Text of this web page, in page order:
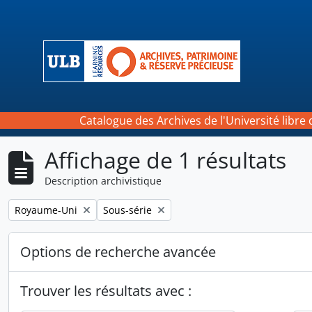
Catalogue des Archives de l'Université libre
Affichage de 1 résultats
Description archivistique
Remove filter:
Royaume-Uni Remove filter:
Sous-série
Options de recherche avancée
Trouver les résultats avec :